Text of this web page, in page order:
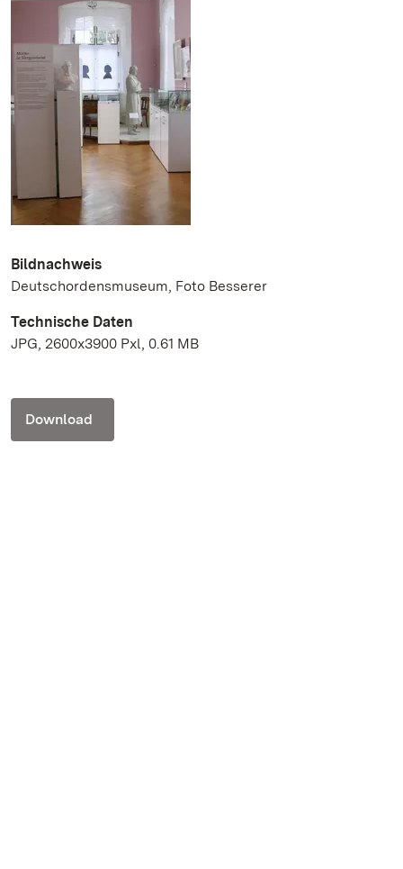
Bildnachweis
Deutschordensmuseum, Foto Besserer
Technische Daten
JPG, 2600x3900 Pxl, 0.61 MB
Download